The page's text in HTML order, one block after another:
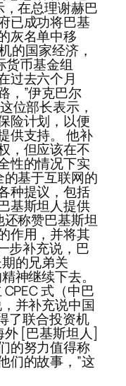
，在总理谢赫巴
已成功将巴基
灰名单中移
的国家经济，
货币基金组
过去六个月
，”伊克巴尔
位部长表示，
险计划，以便
供支持。 他补
，但应该在不
性的情况下实
的基于互联网的
种提议，包括
基斯坦人提供
还称赞巴基斯坦
作用，并将其
步补充说，巴
的兄弟关
神继续下去。
式（中巴
并补充说中国
了联合投资机
外 [巴基斯坦人]
的努力值得称
们的故事，”这